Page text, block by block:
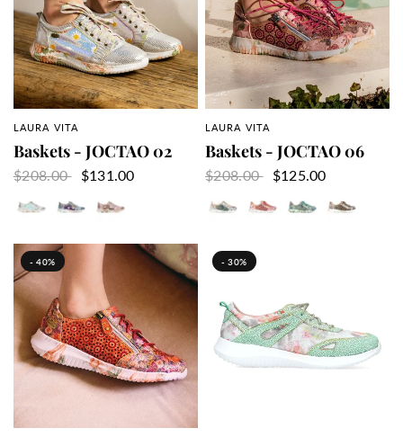
APERÇU RAPIDE
LAURA VITA
Baskets - JOCTAO 02
$208.00
$131.00
APERÇU RAPIDE
LAURA VITA
Baskets - JOCTAO 06
$208.00
$125.00
- 40% - 30%